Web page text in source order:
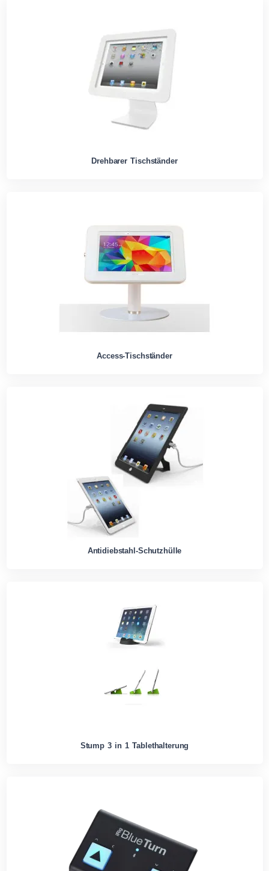
Drehbarer Tischständer
Access-Tischständer
Antidiebstahl-Schutzhülle
Stump 3 in 1 Tablethalterung